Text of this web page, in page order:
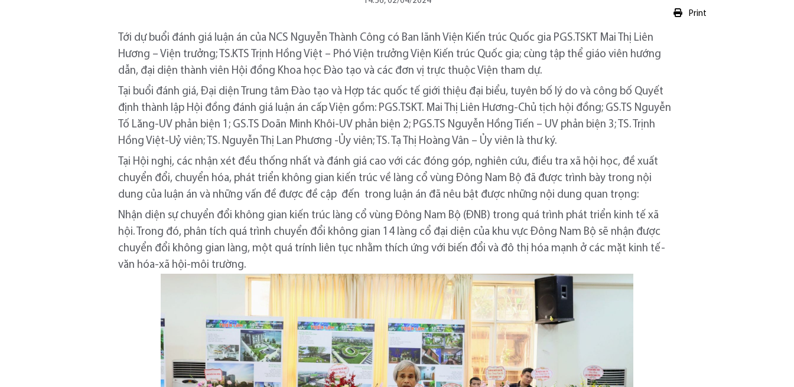
Print
Tới dự buổi đánh giá luận án của NCS Nguyễn Thành Công có Ban lãnh Viện Kiến trúc Quốc gia PGS.TSKT Mai Thị Liên
Hương – Viện trưởng; TS.KTS Trịnh Hồng Việt – Phó Viện trưởng Viện Kiến trúc Quốc gia; cùng tập thể giáo viên hướng
dẫn, đại diện thành viên Hội đồng Khoa học Đào tạo và các đơn vị trực thuộc Viện tham dự.
Tại buổi đánh giá, Đại diện Trung tâm Đào tạo và Hợp tác quốc tế giới thiệu đại biểu, tuyên bố lý do và công bố Quyết
định thành lập Hội đồng đánh giá luận án cấp Viện gồm: PGS.TSKT. Mai Thị Liên Hương-Chủ tịch hội đồng; GS.TS Nguyễn
Tố Lăng-UV phản biện 1; GS.TS Doãn Minh Khôi-UV phản biện 2; PGS.TS Nguyễn Hồng Tiến – UV phản biện 3; TS. Trịnh
Hồng Việt-Uỷ viên; TS. Nguyễn Thị Lan Phương -Ủy viên; TS. Tạ Thị Hoàng Vân – Ủy viên là thư ký.
Tại Hội nghị, các nhận xét đều thống nhất và đánh giá cao với các đóng góp, nghiên cứu, điều tra xã hội học, đề xuất
chuyển đổi, chuyển hóa, phát triển không gian kiến trúc về làng cổ vùng Đông Nam Bộ đã được trình bày trong nội
dung của luận án và những vấn đề được đề cập đến trong luận án đã nêu bật được những nội dung quan trọng:
Nhận diện sự chuyển đổi không gian kiến trúc làng cổ vùng Đông Nam Bộ (ĐNB) trong quá trình phát triển kinh tế xã
hội. Trong đó, phân tích quá trình chuyển đổi không gian 14 làng cổ đại diện của khu vực Đông Nam Bộ sẽ nhận được
chuyển đổi không gian làng, một quá trính liên tục nhằm thích ứng với biến đổi và đô thị hóa mạnh ở các mặt kinh tế-
văn hóa-xã hội-môi trường.